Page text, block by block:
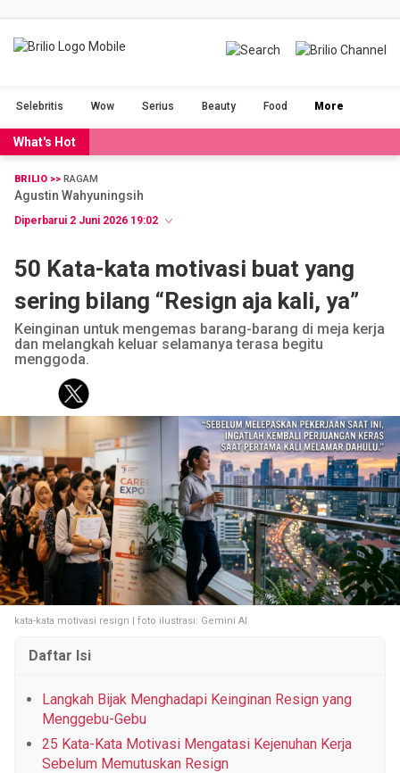
Selebritis Wow Serius Beauty Food More
CINTA NGAKAK
OLAHRAGA POPULAR
SERIUS STORIES
VIDEO
KOREA
FASHION PERSONAL FINANCE
PESTA BOLA
Tentang Brilio Iklan Hak Cipta
Kode Etik
Kontak
Privasi Karir Site Map
What's Hot
BRILIO >> RAGAM
Agustin Wahyuningsih
Diperbarui 2 Juni 2026 19:02
50 Kata-kata motivasi buat yang
sering bilang “Resign aja kali, ya”
Keinginan untuk mengemas barang-barang di meja kerja
dan melangkah keluar selamanya terasa begitu
menggoda.
kata-kata motivasi resign | foto ilustrasi: Gemini AI
Daftar Isi
Langkah Bijak Menghadapi Keinginan Resign yang
Menggebu-Gebu
25 Kata-Kata Motivasi Mengatasi Kejenuhan Kerja
Sebelum Memutuskan Resign